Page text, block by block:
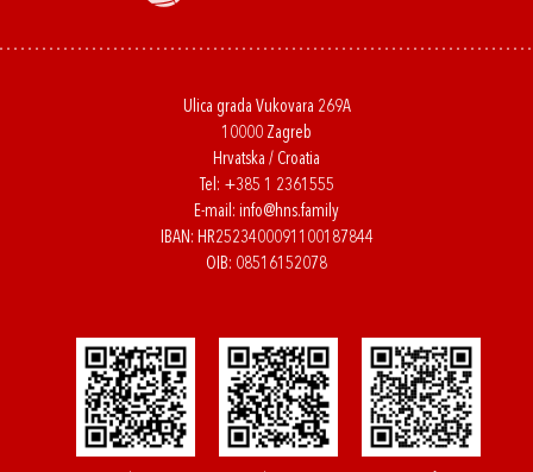
Ulica grada Vukovara 269A
10000 Zagreb
Hrvatska / Croatia
Tel: +385 1 2361555
E-mail: info@hns.family
IBAN: HR2523400091100187844
OIB: 08516152078